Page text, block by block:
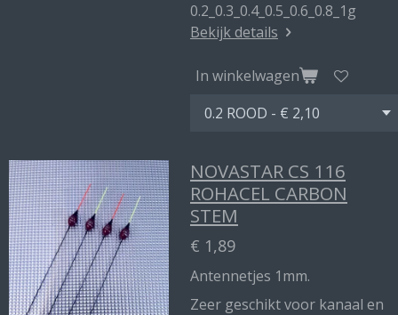
0.2_0.3_0.4_0.5_0.6_0.8_1g
Bekijk details
In winkelwagen
NOVASTAR CS 116
ROHACEL CARBON
STEM
€ 1,89
Antennetjes 1mm.
Zeer geschikt voor kanaal en